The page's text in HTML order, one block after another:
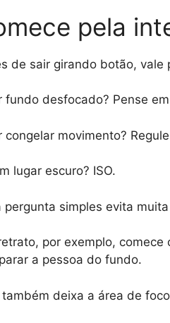
pela
de sair girando botão, vale
fundo desfocado? Pense
congelar movimento?
lugar escuro? ISO.
pergunta simples evita
por exemplo,
a pessoa do fundo.
também deixa a área de